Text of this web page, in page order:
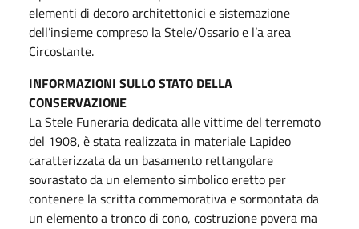
elementi di decoro architettonici e sistemazione
dell’insieme compreso la Stele/Ossario e l’a area
Circostante.
INFORMAZIONI SULLO STATO DELLA
CONSERVAZIONE
La Stele Funeraria dedicata alle vittime del terremoto
del 1908, è stata realizzata in materiale Lapideo
caratterizzata da un basamento rettangolare
sovrastato da un elemento simbolico eretto per
contenere la scritta commemorativa e sormontata da
un elemento a tronco di cono, costruzione povera ma